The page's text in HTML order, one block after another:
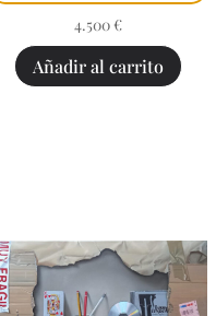
4.500 €
Añadir al carrito